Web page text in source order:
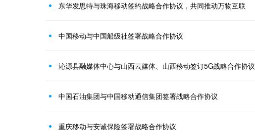
东华发思特与珠海移动签约战略合作协议，共同推动万物互联
中国移动与中国船级社签署战略合作协议
沁源县融媒体中心与山西云媒体、山西移动签订5G战略合作协议
中国石油集团与中国移动通信集团签署战略合作协议
重庆移动与安诚保险签署战略合作协议